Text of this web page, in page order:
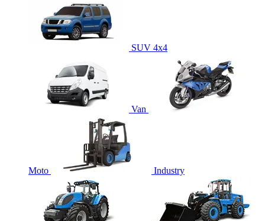
SUV 4x4
Van
Moto Industry